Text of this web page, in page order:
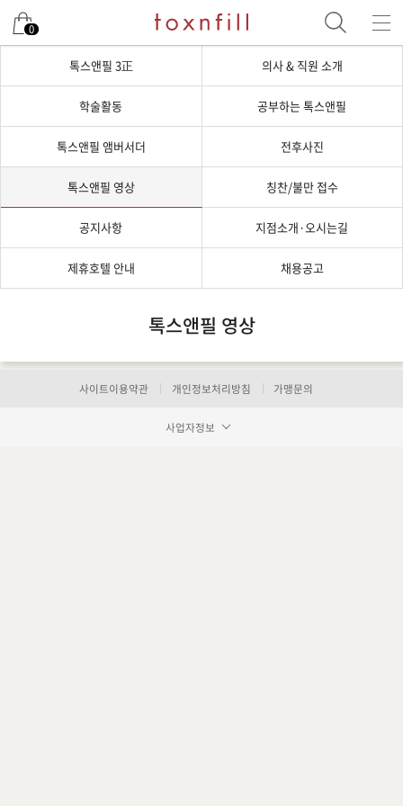
0
톡스앤필 3正 의사 & 직원 소개
학술활동 공부하는 톡스앤필
톡스앤필 앰버서더 전후사진
톡스앤필 영상 칭찬/불만 접수
공지사항 지점소개·오시는길
제휴호텔 안내 채용공고
톡스앤필 영상
사이트이용약관 개인정보처리방침 가맹문의
사업자정보